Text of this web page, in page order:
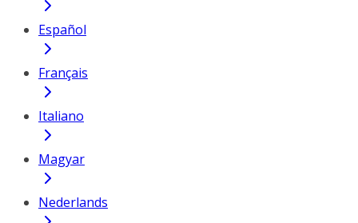
Español
Français
Italiano
Magyar
Nederlands